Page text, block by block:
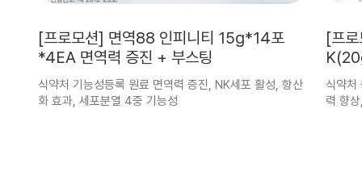
[프로모션] 면역88 인피니티 15g*14포
*4EA 면역력 증진 + 부스팅
식약처 기능성등록 원료 면역력 증진, NK세포 활성, 항산
화 효과, 세포분열 4중 기능성
[프
식약처
력 향